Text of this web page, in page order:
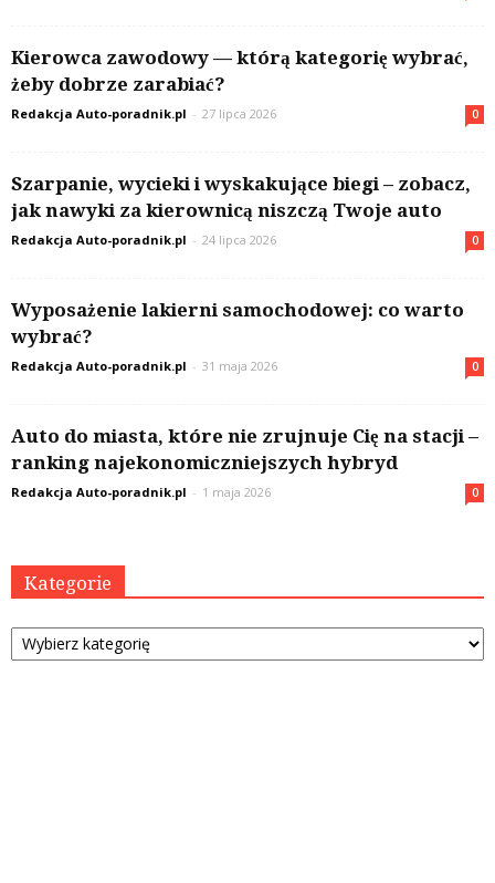
Kierowca zawodowy — którą kategorię wybrać,
żeby dobrze zarabiać?
Redakcja Auto-poradnik.pl - 27 lipca 2026 0
Szarpanie, wycieki i wyskakujące biegi – zobacz,
jak nawyki za kierownicą niszczą Twoje auto
Redakcja Auto-poradnik.pl - 24 lipca 2026 0
Wyposażenie lakierni samochodowej: co warto
wybrać?
Redakcja Auto-poradnik.pl - 31 maja 2026 0
Auto do miasta, które nie zrujnuje Cię na stacji –
ranking najekonomiczniejszych hybryd
Redakcja Auto-poradnik.pl - 1 maja 2026 0
Kategorie
Kategorie